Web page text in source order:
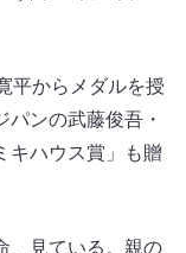
平からメダルを授
ンの武藤俊吾・
キハウス賞」も贈
、見ている。親の